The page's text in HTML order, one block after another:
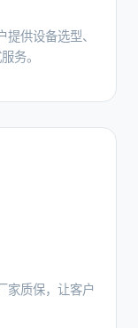
供设备选型、
务。
家质保，让客户